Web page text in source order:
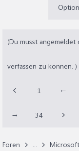
(Du musst
verfassen zu können. )
1 ←
→ 34
Foren ...